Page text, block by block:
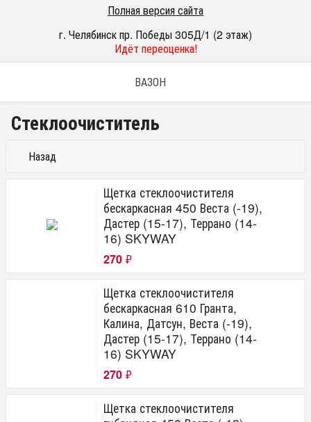
Полная версия сайта
г. Челябинск пр. Победы 305Д/1 (2 этаж)
Идёт переоценка!
ВАЗОН
Стеклоочиститель
Назад
Щетка стеклоочистителя
бескаркасная 450 Веста (-19),
Дастер (15-17), Террано (14-
16) SKYWAY
270 ₽
Щетка стеклоочистителя
бескаркасная 610 Гранта,
Калина, Датсун, Веста (-19),
Дастер (15-17), Террано (14-
16) SKYWAY
270 ₽
Щетка стеклоочистителя